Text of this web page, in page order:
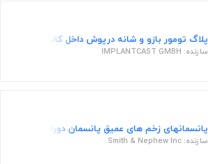
پلاگ تومور بازو و شانه درپوش داخل کانال اندازه کوچک برای
سازنده: IMPLANTCAST GMBH
پانسمانهای زخم های عمیق پانسمان دورافایبر نقره دار، سایز 2 در
سازنده: Smith & Nephew Inc